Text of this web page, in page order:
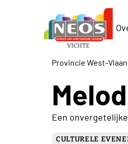
Provincie West-
Een
CULTURELE